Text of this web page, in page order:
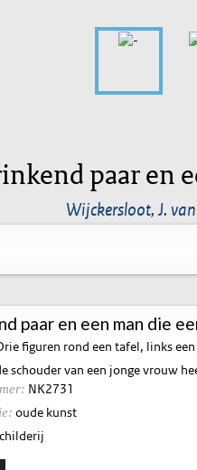
paar en
Wijckersloot, J. van
paar en een man die
figuren rond een tafel, links
schouder van een jonge vrouw
NK2731
oude kunst